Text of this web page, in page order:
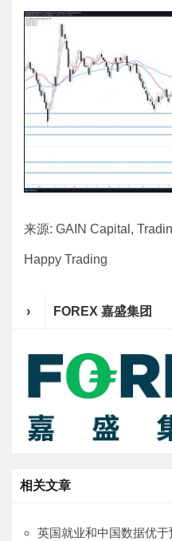
来源: GAIN Capital,
Happy Trading
› FOREX 嘉盛集团
相关文章
英国就业和中国数据优